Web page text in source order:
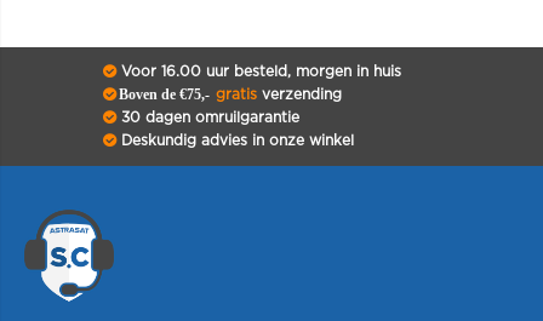
Voor 16.00 uur besteld, morgen in huis
Boven de €75,- gratisverzending
30 dagen omruilgarantie
Deskundig advies in onze winkel